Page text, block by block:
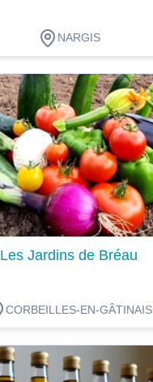
NARGIS
Les Jardins de Bréau
CORBEILLES-EN-GÂTINAIS